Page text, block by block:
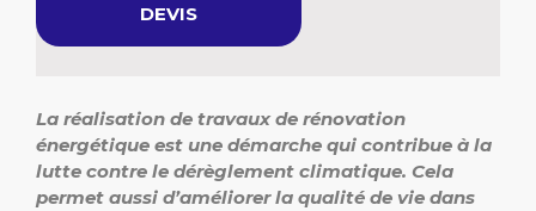
DEVIS
La réalisation de travaux de rénovation
énergétique est une démarche qui contribue à la
lutte contre le dérèglement climatique. Cela
permet aussi d’améliorer la qualité de vie dans